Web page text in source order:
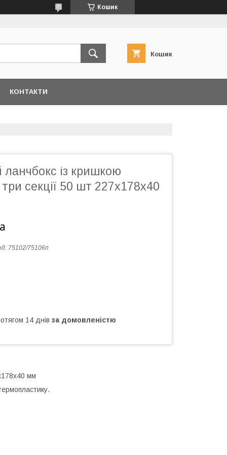
Кошик
Кошик
КОНТАКТИ
із кришкою
секції 50 шт 227х178х40
75102/75106п
14 днів за домовленістю
мм